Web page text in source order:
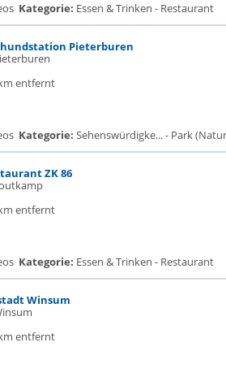
Kategorie: Essen & Trinken - Restaurant
Pieterburen
entfernt
Kategorie: Sehenswürdigke... - Park
ZK 86
entfernt
Kategorie: Essen & Trinken - Restaurant
Winsum
entfernt